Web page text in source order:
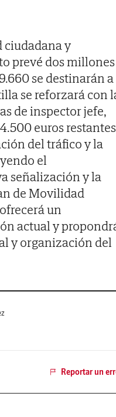
ciudadana y
prevé dos millones
se destinarán a
se reforzará con
de inspector jefe,
euros restantes
del tráfico y la
el
señalización y la
de Movilidad
un
actual y
y organización del
Reportar un